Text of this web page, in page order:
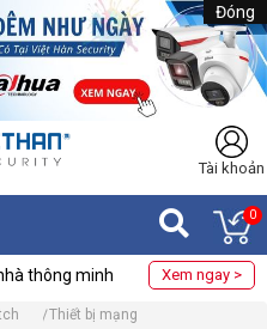
Đóng
Tài khoản
0
thông minh Xem ngay >
Thiết bị mạng